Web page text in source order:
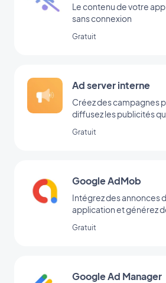
Le contenu de votre
sans connexion
Gratuit
Ad server interne
Créez des campagnes
diffusez les publicités
office
Gratuit
Google AdMob
Intégrez des annonces
application et générez
Gratuit
Google Ad Manager